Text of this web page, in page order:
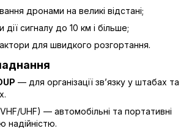
дронами на великі відстані;
сигналу до 10 км і більше;
для швидкого розгортання.
— для організації зв’язку у штабах та
UHF) — автомобільні та портативні
надійністю.